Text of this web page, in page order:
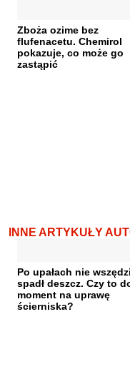
Zboża ozime bez
flufenacetu. Chemirol
pokazuje, co może go
zastąpić
INNE ARTYKUŁY
Po upałach nie
spadł deszcz. Czy to
moment na uprawę
ścierniska?